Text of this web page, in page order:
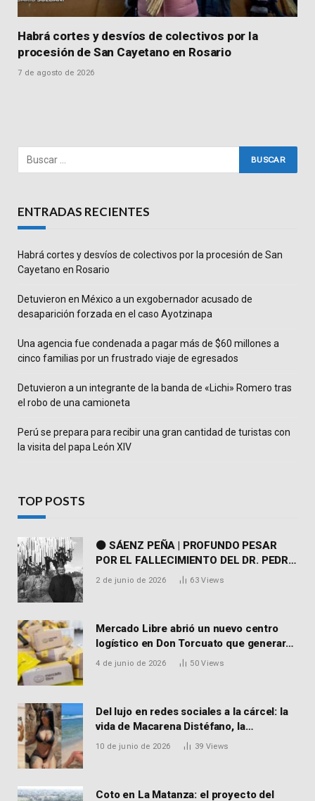
Habrá cortes y desvíos de colectivos por la
procesión de San Cayetano en Rosario
7 de agosto de 2026
ENTRADAS RECIENTES
Habrá cortes y desvíos de colectivos por la procesión de San
Cayetano en Rosario
Detuvieron en México a un exgobernador acusado de
desaparición forzada en el caso Ayotzinapa
Una agencia fue condenada a pagar más de $60 millones a
cinco familias por un frustrado viaje de egresados
Detuvieron a un integrante de la banda de «Lichi» Romero tras
el robo de una camioneta
Perú se prepara para recibir una gran cantidad de turistas con
la visita del papa León XIV
TOP POSTS
⚫ SÁENZ PEÑA | PROFUNDO PESAR
POR EL FALLECIMIENTO DEL DR. PEDRO
MARTORELL
2 de junio de 2026 63Views
Mercado Libre abrió un nuevo centro
logístico en Don Torcuato que generará
900 empleos: cómo enviar el CV
4 de junio de 2026 50Views
Del lujo en redes sociales a la cárcel: la
vida de Macarena Distéfano, la
influencer de San Martín acusada de
10 de junio de 2026 39 Views
Coto en La Matanza: el proyecto del